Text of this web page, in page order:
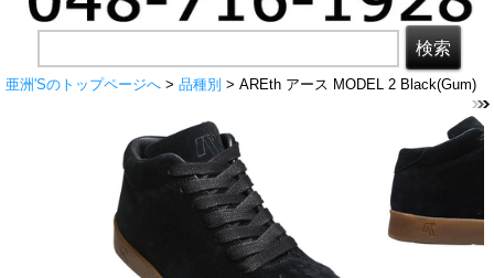
亜洲'Sのトップページへ > 品種別 > AREth アース MODEL 2 Black(Gum)